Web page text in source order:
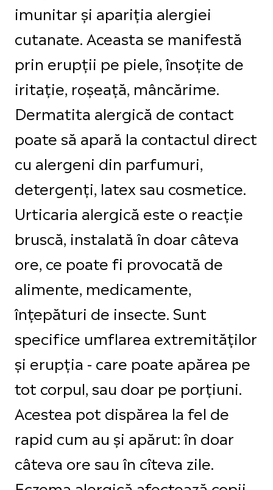
imunitar și apariția alergiei
cutanate. Aceasta se manifestă
prin erupții pe piele, însoțite de
iritație, roșeață, mâncărime.
Dermatita alergică de contact
poate să apară la contactul direct
cu alergeni din parfumuri,
detergenți, latex sau cosmetice.
Urticaria alergică este o reacție
bruscă, instalată în doar câteva
ore, ce poate fi provocată de
alimente, medicamente,
înțepături de insecte. Sunt
specifice umflarea extremităților
și erupția - care poate apărea pe
tot corpul, sau doar pe porțiuni.
Acestea pot dispărea la fel de
rapid cum au și apărut: în doar
câteva ore sau în cîteva zile.